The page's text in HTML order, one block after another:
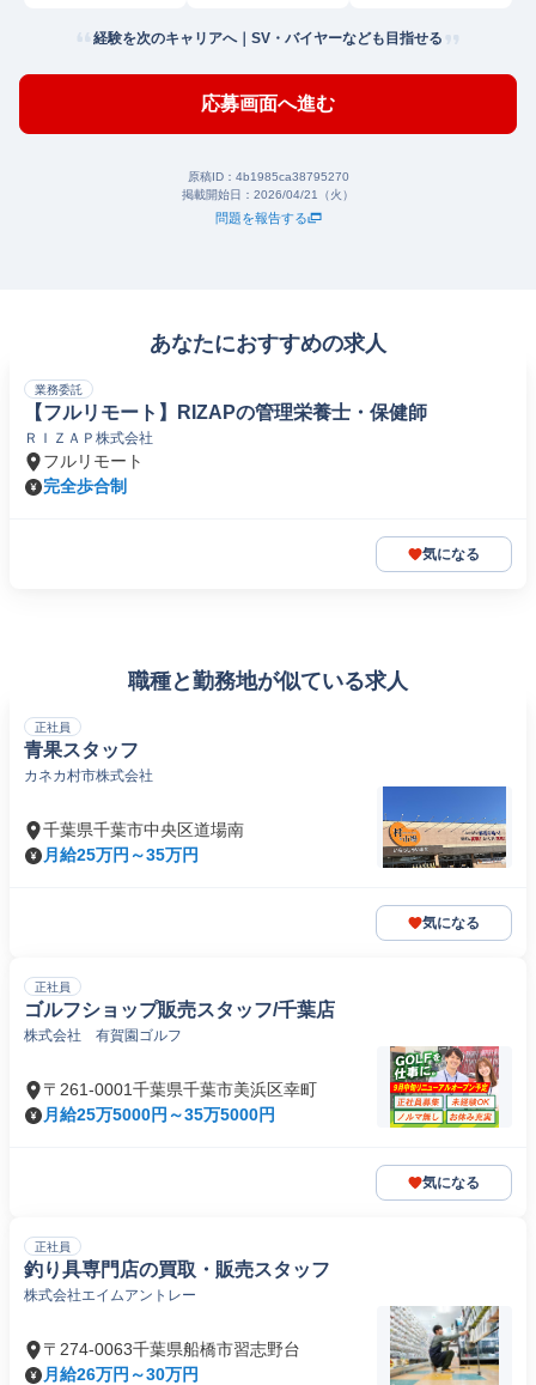
経験を次のキャリアへ｜SV・バイヤーなども目指せる
応募画面へ進む
原稿ID： 4b1985ca38795270
掲載開始日： 2026/04/21（火）
問題を報告する
あなたにおすすめの求人
業務委託
【フルリモート】RIZAPの管理栄養士・保健師
ＲＩＺＡＰ株式会社
フルリモート
完全歩合制
気になる
職種と勤務地が似ている求人
正社員
青果スタッフ
カネカ村市株式会社
千葉県千葉市中央区道場南
月給25万円～35万円
気になる
正社員
ゴルフショップ販売スタッフ/千葉店
株式会社 有賀園ゴルフ
〒261-0001千葉県千葉市美浜区幸町
月給25万5000円～35万5000円
気になる
正社員
釣り具専門店の買取・販売スタッフ
株式会社エイムアントレー
〒274-0063千葉県船橋市習志野台
月給26万円～30万円